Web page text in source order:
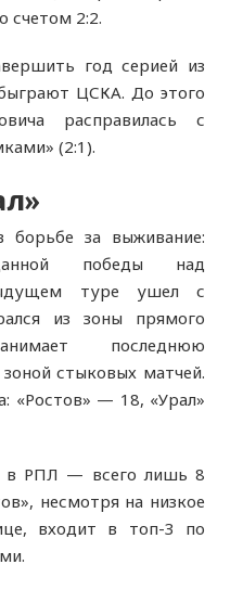
счетом 2:2.
год серией из
ЦСКА. До этого
расправилась с
(2:1).
борьбе за выживание:
победы над
туре ушел с
из зоны прямого
последнюю
стыковых матчей.
«Ростов» — 18, «Урал»
в РПЛ — всего лишь 8
несмотря на низкое
входит в топ-3 по